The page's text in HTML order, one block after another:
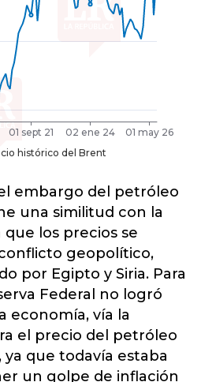
embargo del petróleo
una similitud con la
los precios se
geopolítico,
por Egipto y Siria. Para
Federal no logró
economía, vía la
el precio del petróleo
que todavía estaba
un golpe de inflación